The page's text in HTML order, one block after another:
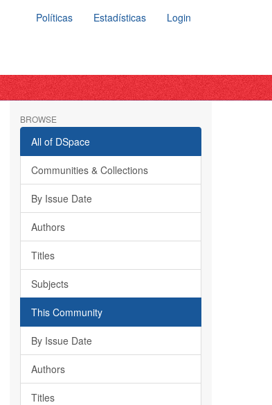
Políticas Estadísticas Login
BROWSE
All of DSpace
Communities & Collections
By Issue Date
Authors
Titles
Subjects
This Community
By Issue Date
Authors
Titles